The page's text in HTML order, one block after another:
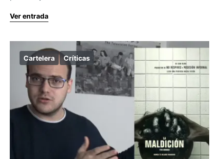
Ver entrada
Cartelera Críticas